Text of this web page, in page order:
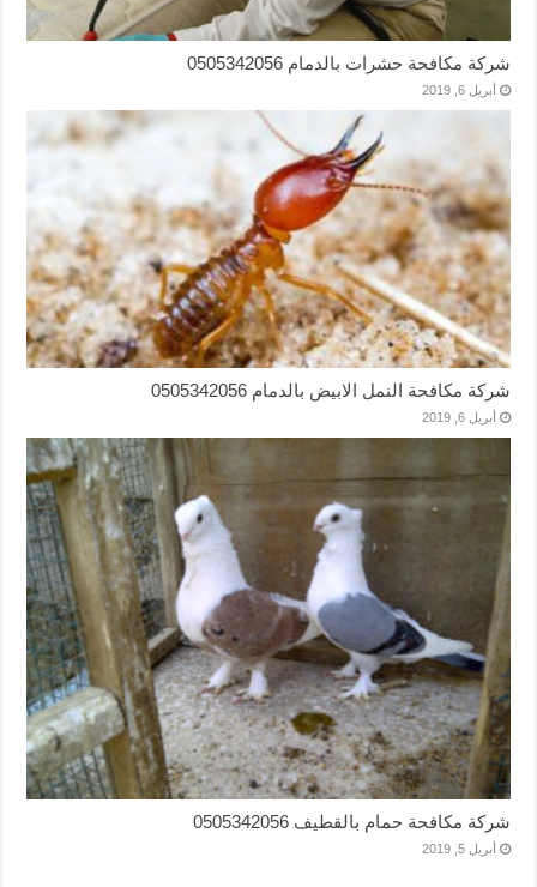
شركة مكافحة حشرات بالدمام 0505342056
أبريل 6, 2019
شركة مكافحة النمل الابيض بالدمام 0505342056
أبريل 6, 2019
شركة مكافحة حمام بالقطيف 0505342056
أبريل 5, 2019